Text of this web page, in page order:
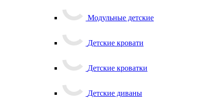
Модульные детские
Детские кровати
Детские кроватки
Детские диваны